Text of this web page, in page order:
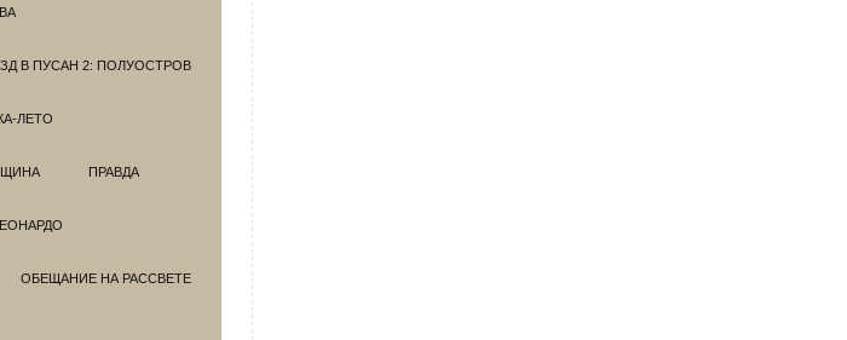
В ПУСАН 2: ПОЛУОСТРОВ
ЛЕТО
ПРАВДА
ОБЕЩАНИЕ НА РАССВЕТЕ